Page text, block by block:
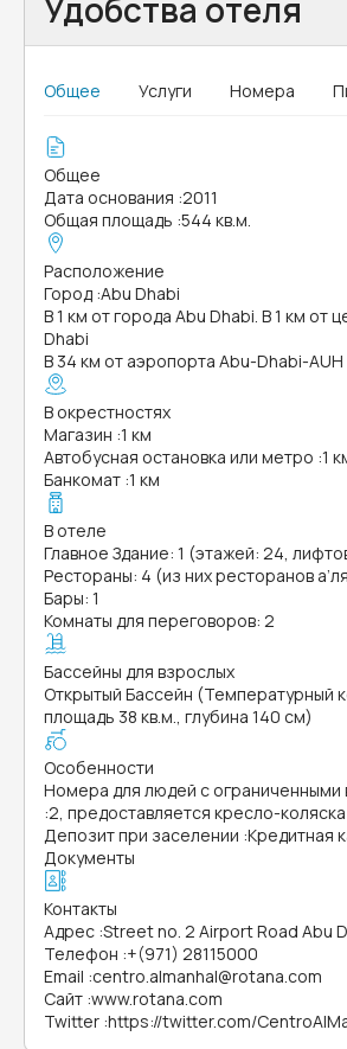
Удобства отеля
Общее Услуги Номера
Общее
Дата основания :2011
Общая площадь :544 кв.м.
Расположение
Город :Abu Dhabi
В 1 км от города Abu Dhabi. В 1 км от
Dhabi
В 34 км от аэропорта Abu-Dhabi-AUH
В окрестностях
Магазин :1 км
Автобусная остановка или метро :1
Банкомат :1 км
В отеле
Главное Здание: 1 (этажей: 24,
Рестораны: 4 (из них ресторанов
Бары: 1
Комнаты для переговоров: 2
Бассейны для взрослых
Открытый Бассейн (Температурный
площадь 38 кв.м., глубина 140 см)
Особенности
Номера для людей с
:2, предоставляется кресло-коляска
Депозит при заселении :Кредитная
Документы
Контакты
Адрес :Street no. 2 Airport Road Abu
Телефон :+(971) 28115000
Email :centro.almanhal@rotana.com
Сайт :www.rotana.com
Twitter :https://twitter.com/